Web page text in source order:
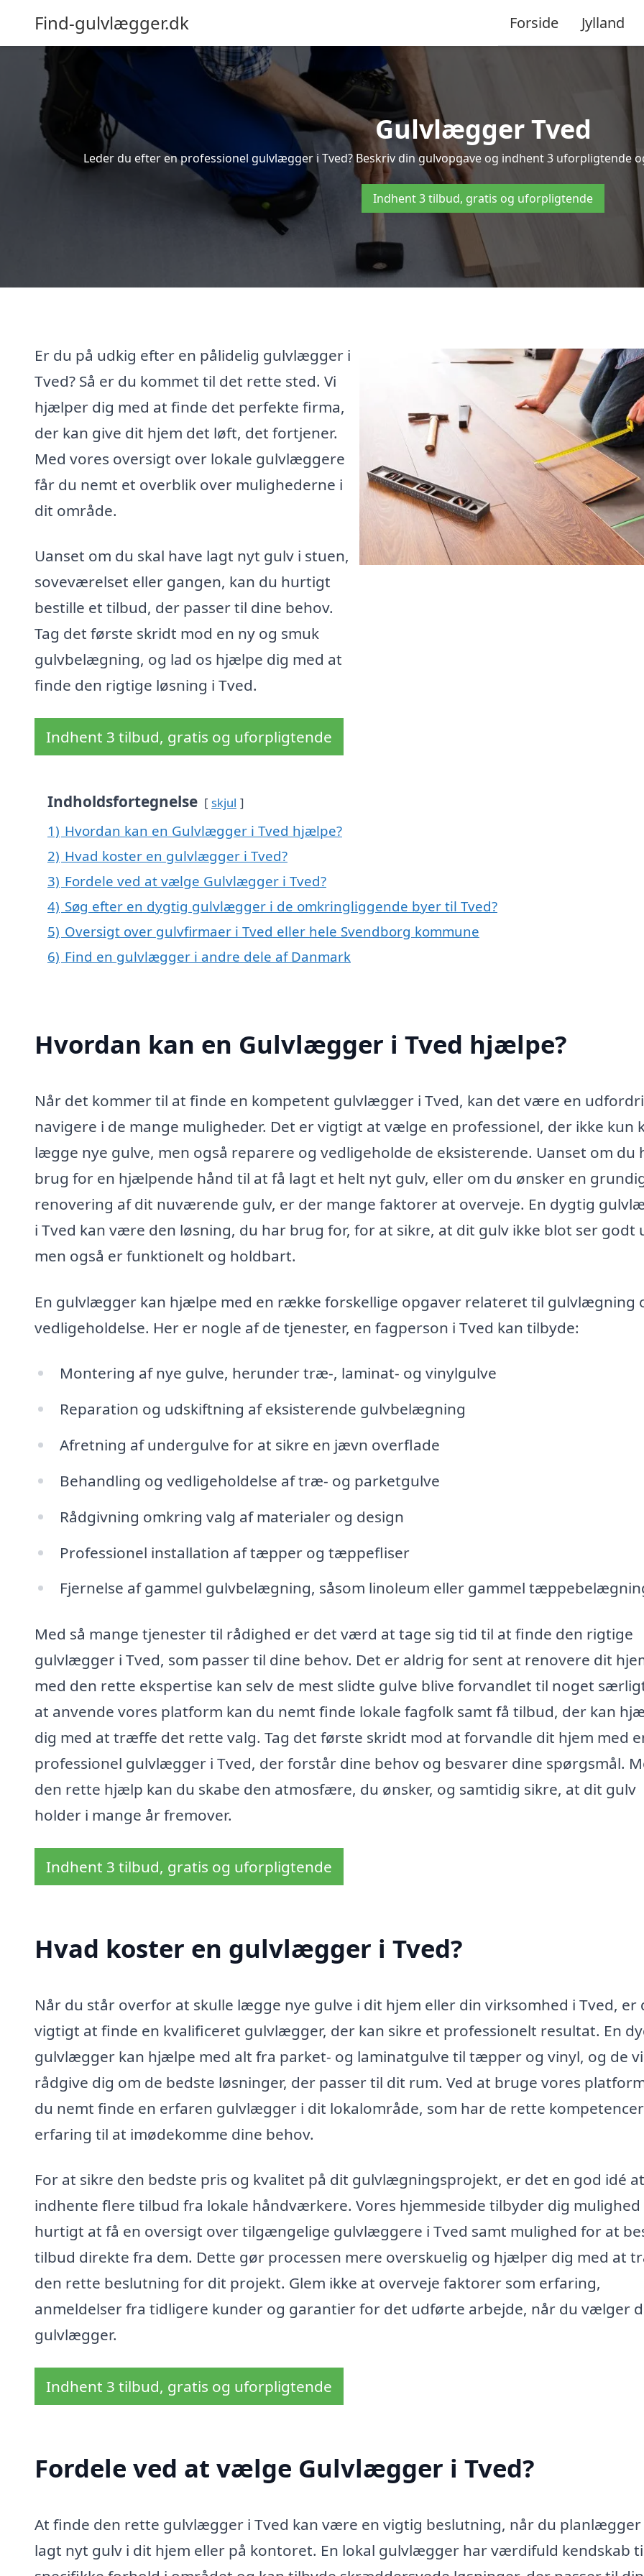
Find-gulvlægger.dk Forside Jylland
Gulvlægger Tved
Leder du efter en professionel gulvlægger i Tved? Beskriv din gulvopgave og indhent 3 uforpligtende
Indhent 3 tilbud, gratis og uforpligtende
Er du på udkig efter en pålidelig gulvlægger i
Tved? Så er du kommet til det rette sted. Vi
hjælper dig med at finde det perfekte firma,
der kan give dit hjem det løft, det fortjener.
Med vores oversigt over lokale gulvlæggere
får du nemt et overblik over mulighederne i
dit område.
Uanset om du skal have lagt nyt gulv i stuen,
soveværelset eller gangen, kan du hurtigt
bestille et tilbud, der passer til dine behov.
Tag det første skridt mod en ny og smuk
gulvbelægning, og lad os hjælpe dig med at
finde den rigtige løsning i Tved.
Indhent 3 tilbud, gratis og uforpligtende
Indholdsfortegnelse skjul
1) Hvordan kan en Gulvlægger i Tved hjælpe?
2) Hvad koster en gulvlægger i Tved?
3) Fordele ved at vælge Gulvlægger i Tved?
4) Søg efter en dygtig gulvlægger i de omkringliggende byer til Tved?
5) Oversigt over gulvfirmaer i Tved eller hele Svendborg kommune
6) Find en gulvlægger i andre dele af Danmark
Hvordan kan en Gulvlægger i Tved hjælpe?
Når det kommer til at finde en kompetent gulvlægger i Tved, kan det være en
navigere i de mange muligheder. Det er vigtigt at vælge en professionel, der ikke kun
lægge nye gulve, men også reparere og vedligeholde de eksisterende. Uanset om du
brug for en hjælpende hånd til at få lagt et helt nyt gulv, eller om du ønsker en
renovering af dit nuværende gulv, er der mange faktorer at overveje. En dygtig
i Tved kan være den løsning, du har brug for, for at sikre, at dit gulv ikke blot ser godt
men også er funktionelt og holdbart.
En gulvlægger kan hjælpe med en række forskellige opgaver relateret til gulvlægning
vedligeholdelse. Her er nogle af de tjenester, en fagperson i Tved kan tilbyde:
Montering af nye gulve, herunder træ-, laminat- og vinylgulve
Reparation og udskiftning af eksisterende gulvbelægning
Afretning af undergulve for at sikre en jævn overflade
Behandling og vedligeholdelse af træ- og parketgulve
Rådgivning omkring valg af materialer og design
Professionel installation af tæpper og tæppefliser
Fjernelse af gammel gulvbelægning, såsom linoleum eller gammel
Med så mange tjenester til rådighed er det værd at tage sig tid til at finde den rigtige
gulvlægger i Tved, som passer til dine behov. Det er aldrig for sent at renovere dit
med den rette ekspertise kan selv de mest slidte gulve blive forvandlet til noget
at anvende vores platform kan du nemt finde lokale fagfolk samt få tilbud, der kan
dig med at træffe det rette valg. Tag det første skridt mod at forvandle dit hjem med
professionel gulvlægger i Tved, der forstår dine behov og besvarer dine spørgsmål.
den rette hjælp kan du skabe den atmosfære, du ønsker, og samtidig sikre, at dit gulv
holder i mange år fremover.
Indhent 3 tilbud, gratis og uforpligtende
Hvad koster en gulvlægger i Tved?
Når du står overfor at skulle lægge nye gulve i dit hjem eller din virksomhed i Tved, er
vigtigt at finde en kvalificeret gulvlægger, der kan sikre et professionelt resultat. En
gulvlægger kan hjælpe med alt fra parket- og laminatgulve til tæpper og vinyl, og de
rådgive dig om de bedste løsninger, der passer til dit rum. Ved at bruge vores
du nemt finde en erfaren gulvlægger i dit lokalområde, som har de rette
erfaring til at imødekomme dine behov.
For at sikre den bedste pris og kvalitet på dit gulvlægningsprojekt, er det en god idé at
indhente flere tilbud fra lokale håndværkere. Vores hjemmeside tilbyder dig
hurtigt at få en oversigt over tilgængelige gulvlæggere i Tved samt mulighed for at
tilbud direkte fra dem. Dette gør processen mere overskuelig og hjælper dig med at
den rette beslutning for dit projekt. Glem ikke at overveje faktorer som erfaring,
anmeldelser fra tidligere kunder og garantier for det udførte arbejde, når du vælger
gulvlægger.
Indhent 3 tilbud, gratis og uforpligtende
Fordele ved at vælge Gulvlægger i Tved?
At finde den rette gulvlægger i Tved kan være en vigtig beslutning, når du planlægger
lagt nyt gulv i dit hjem eller på kontoret. En lokal gulvlægger har værdifuld kendskab